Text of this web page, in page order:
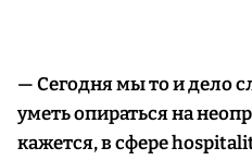
— Сегодня мы то и дело
уметь опираться на
кажется, в сфере